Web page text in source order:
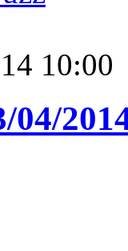
10:00
04/